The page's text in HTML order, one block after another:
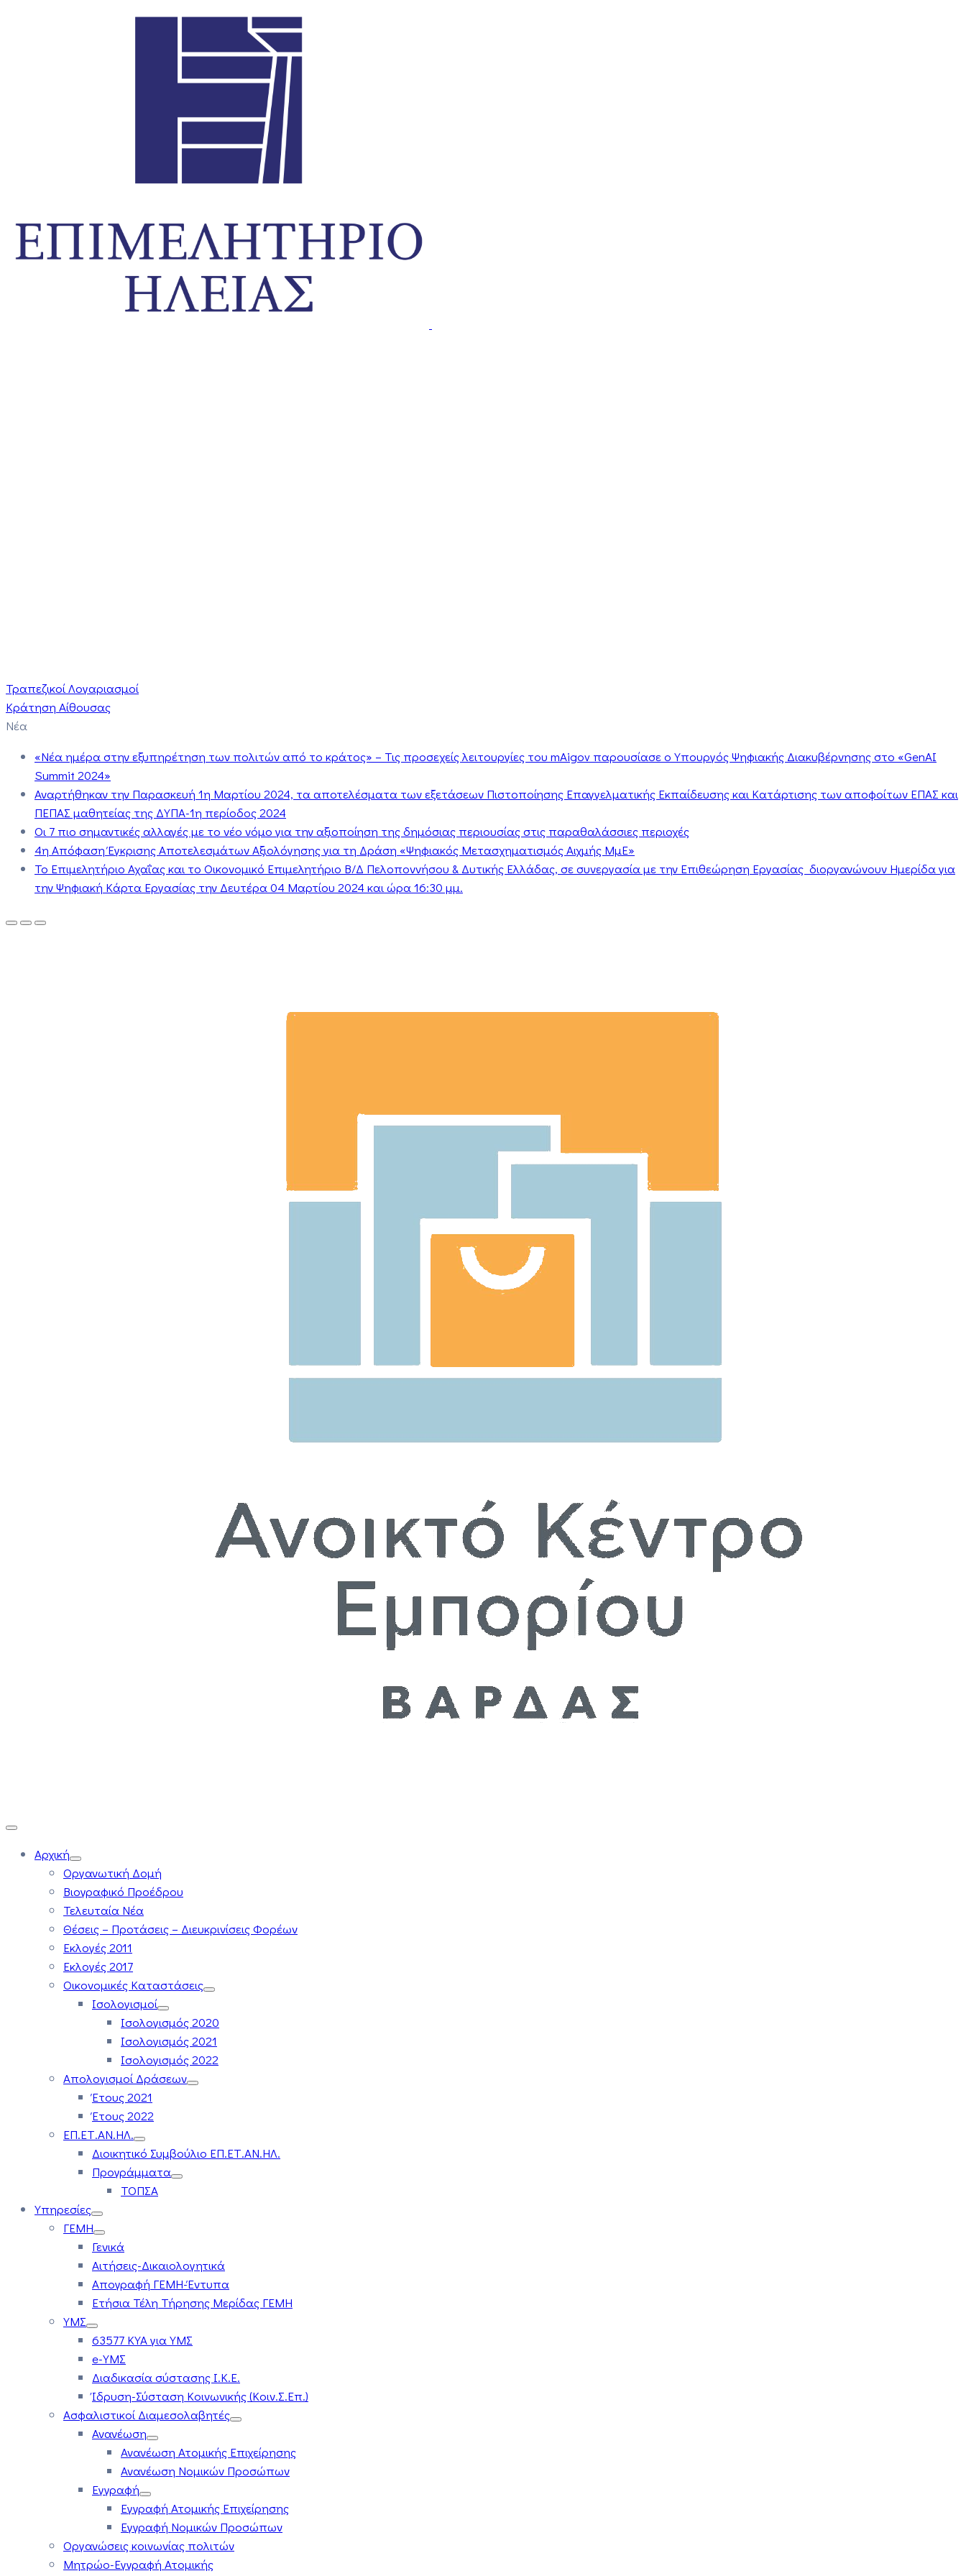
Τραπεζικοί Λογαριασμοί
Κράτηση Αίθουσας
Νέα
«Νέα ημέρα στην εξυπηρέτηση των πολιτών από το κράτος» – Τις προσεχείς λειτουργίες του mAigov παρουσίασε ο Υπουργός Ψηφιακής Διακυβέρνησης στο «GenAI
Summit 2024»
Αναρτήθηκαν την Παρασκευή 1η Μαρτίου 2024, τα αποτελέσματα των εξετάσεων Πιστοποίησης Επαγγελματικής Εκπαίδευσης και Κατάρτισης των αποφοίτων ΕΠΑΣ και
ΠΕΠΑΣ μαθητείας της ΔΥΠΑ-1η περίοδος 2024
Οι 7 πιο σημαντικές αλλαγές με το νέο νόμο για την αξιοποίηση της δημόσιας περιουσίας στις παραθαλάσσιες περιοχές
4η Απόφαση Έγκρισης Αποτελεσμάτων Αξιολόγησης για τη Δράση «Ψηφιακός Μετασχηματισμός Αιχμής ΜμΕ»
Το Επιμελητήριο Αχαΐας και το Οικονομικό Επιμελητήριο Β/Δ Πελοποννήσου & Δυτικής Ελλάδας, σε συνεργασία με την Επιθεώρηση Εργασίας διοργανώνουν Ημερίδα για
την Ψηφιακή Κάρτα Εργασίας την Δευτέρα 04 Μαρτίου 2024 και ώρα 16:30 μμ.
Αρχική
Οργανωτική Δομή
Βιογραφικό Προέδρου
Τελευταία Νέα
Θέσεις – Προτάσεις – Διευκρινίσεις Φορέων
Εκλογές 2011
Εκλογές 2017
Οικονομικές Καταστάσεις
Ισολογισμοί
Ισολογισμός 2020
Ισολογισμός 2021
Ισολογισμός 2022
Απολογισμοί Δράσεων
Έτους 2021
Έτους 2022
ΕΠ.ΕΤ.ΑΝ.ΗΛ.
Διοικητικό Συμβούλιο ΕΠ.ΕΤ.ΑΝ.ΗΛ.
Προγράμματα
ΤΟΠΣΑ
Υπηρεσίες
ΓΕΜΗ
Γενικά
Αιτήσεις-Δικαιολογητικά
Απογραφή ΓΕΜΗ-Έντυπα
Ετήσια Τέλη Τήρησης Μερίδας ΓΕΜΗ
ΥΜΣ
63577 ΚΥΑ για ΥΜΣ
e-ΥΜΣ
Διαδικασία σύστασης Ι.Κ.Ε.
Ίδρυση-Σύσταση Κοινωνικής (Κοιν.Σ.Επ.)
Ασφαλιστικοί Διαμεσολαβητές
Ανανέωση
Ανανέωση Ατομικής Επιχείρησης
Ανανέωση Νομικών Προσώπων
Εγγραφή
Εγγραφή Ατομικής Επιχείρησης
Εγγραφή Νομικών Προσώπων
Οργανώσεις κοινωνίας πολιτών
Μητρώο-Εγγραφή Ατομικής